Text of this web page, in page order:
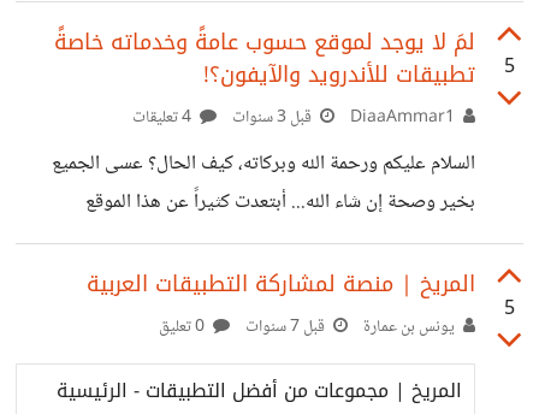
5
لمَ لا يوجد لموقع حسوب عامةً وخدماته خاصةً
تطبيقات للأندرويد والآيفون؟!
قبل 3 سنوات
السلام عليكم ورحمة الله وبركاته، كيف الحال؟ عسى الجميع
بخير وصحة إن شاء الله... أبتعدت كثيراً عن هذا الموقع
والمجتمع الظريف وها أنا أعود بعون الله، لكنني لاحظت عدم
وجود تطبيقات للأندرويد والآيفون لخدمات حسوب! ولمَ لا؟ عِلماً
أن التطبيقات تُستخدم أكثر من المواقع في الوقت الحالي على ما
اعتقد! خاصةً مجتمع حسوب، لو كان لديه تطبيق بسيط على
الهاتف سَيُسهل الأمر ويُسرّع الوصول له والبقاء بالقرب من شيء
5
المريخ | منصة لمشاركة التطبيقات العربية
يونس بن عمارة قبل 7 سنوات
المريخ | مجموعات من أفضل التطبيقات - الرئيسية